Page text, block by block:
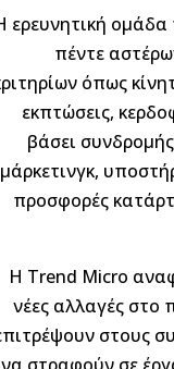
ερευνητική ομάδα
πέντε
όπως
εκπτώσεις,
βάσει
μάρκετινγκ,
προσφορές
Η Trend Micro
νέες αλλαγές
στους